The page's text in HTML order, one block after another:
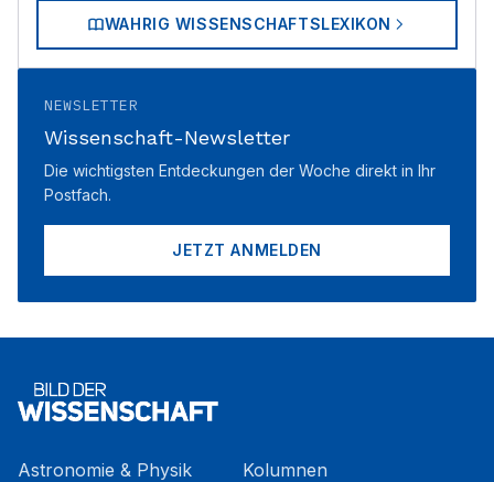
WAHRIG WISSENSCHAFTSLEXIKON
NEWSLETTER
Wissenschaft-Newsletter
Die wichtigsten Entdeckungen der Woche direkt in Ihr
Postfach.
JETZT ANMELDEN
Astronomie & Physik
Kolumnen